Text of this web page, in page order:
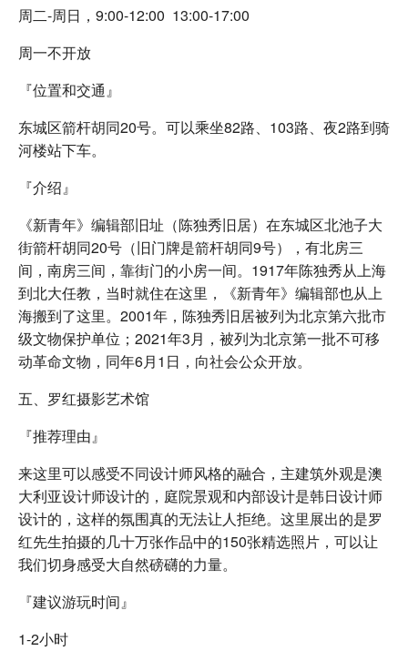
周二-周日，9:00-12:00 13:00-17:00
周一不开放
『位置和交通』
东城区箭杆胡同20号。可以乘坐82路、103路、夜2路到骑
河楼站下车。
『介绍』
《新青年》编辑部旧址（陈独秀旧居）在东城区北池子大
街箭杆胡同20号（旧门牌是箭杆胡同9号），有北房三
间，南房三间，靠街门的小房一间。1917年陈独秀从上海
到北大任教，当时就住在这里，《新青年》编辑部也从上
海搬到了这里。2001年，陈独秀旧居被列为北京第六批市
级文物保护单位；2021年3月，被列为北京第一批不可移
动革命文物，同年6月1日，向社会公众开放。
五、罗红摄影艺术馆
『推荐理由』
来这里可以感受不同设计师风格的融合，主建筑外观是澳
大利亚设计师设计的，庭院景观和内部设计是韩日设计师
设计的，这样的氛围真的无法让人拒绝。这里展出的是罗
红先生拍摄的几十万张作品中的150张精选照片，可以让
我们切身感受大自然磅礴的力量。
『建议游玩时间』
1-2小时